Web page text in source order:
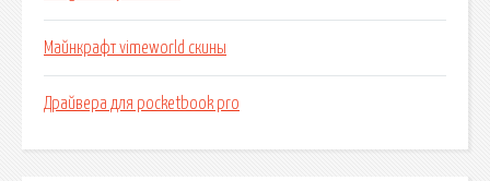
Майнкрафт vimeworld скины
Драйвера для pocketbook pro